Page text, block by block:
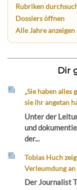
Rubriken
Dossiers öffnen
Alle Jahre anzeigen
Dir
„Sie haben alles
sie ihr angetan
Unter der
und
der...
Tobias Huch
Verleumdung an
Der Journalist